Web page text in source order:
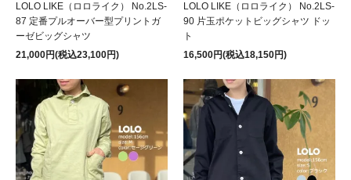
LOLO LIKE（ロロライク） No.2LS-
87 定番プルオーバー型プリントガ
ーゼビッグシャツ
21,000円(税込23,100円)
LOLO LIKE（ロロライク） No.2LS-
90 片玉ポケットビッグシャツ ドッ
ト
16,500円(税込18,150円)